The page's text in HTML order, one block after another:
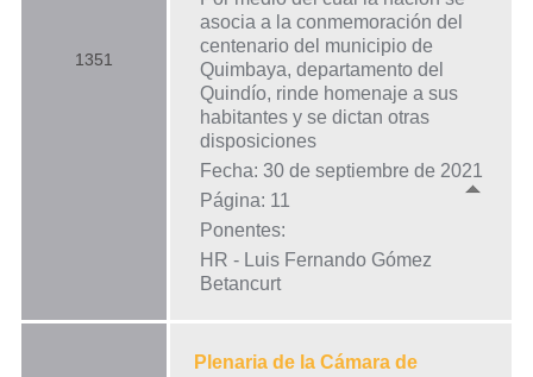
1351
asocia a la conmemoración del
centenario del municipio de
Quimbaya, departamento del
Quindío, rinde homenaje a sus
habitantes y se dictan otras
disposiciones
Fecha: 30 de septiembre de 2021
Página: 11
Ponentes:
HR - Luis Fernando Gómez
Betancurt
Plenaria de la Cámara de